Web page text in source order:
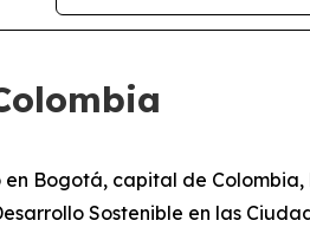
en Bogotá, capital de
Sostenible en las